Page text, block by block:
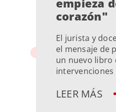
empieza
corazón"
El jurista y
el mensaje de
un nuevo libro
intervenciones
LEER MÁS